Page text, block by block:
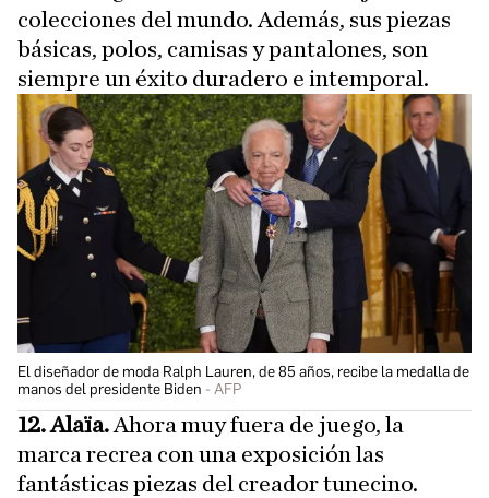
colecciones del mundo. Además, sus piezas
básicas, polos, camisas y pantalones, son
siempre un éxito duradero e intemporal.
El diseñador de moda Ralph Lauren, de 85 años, recibe la medalla de
manos del presidente Biden
AFP
12. Alaïa. Ahora muy fuera de juego, la
marca recrea con una exposición las
fantásticas piezas del creador tunecino.